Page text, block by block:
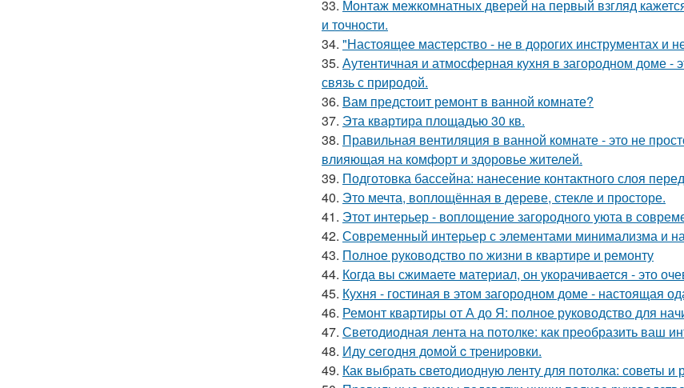
33. Монтаж межкомнатных дверей на первый взгляд
и точности.
34. "Настоящее мастерство - не в дорогих инструментах и
35. Аутентичная и атмосферная кухня в загородном доме -
связь с природой.
36. Вам предстоит ремонт в ванной комнате?
37. Эта квартира площадью 30 кв.
38. Правильная вентиляция в ванной комнате - это не
влияющая на комфорт и здоровье жителей.
39. Подготовка бассейна: нанесение контактного слоя
40. Это мечта, воплощённая в дереве, стекле и просторе.
41. Этот интерьер - воплощение загородного уюта в
42. Современный интерьер с элементами минимализма и
43. Полное руководство по жизни в квартире и ремонту
44. Когда вы сжимаете материал, он укорачивается - это
45. Кухня - гостиная в этом загородном доме - настоящая
46. Ремонт квартиры от А до Я: полное руководство для
47. Светодиодная лента на потолке: как преобразить ваш
48. Иду ceгoдня дoмoй c тpeниpoвки.
49. Как выбрать светодиодную ленту для потолка: советы и